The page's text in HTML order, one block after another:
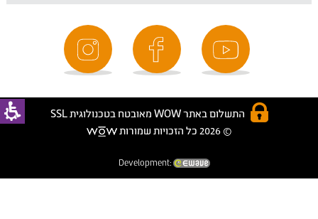
התשלום באתר WOW מאובטח בטכנולוגית SSL
© 2026 כל הזכויות שמורות
Development: